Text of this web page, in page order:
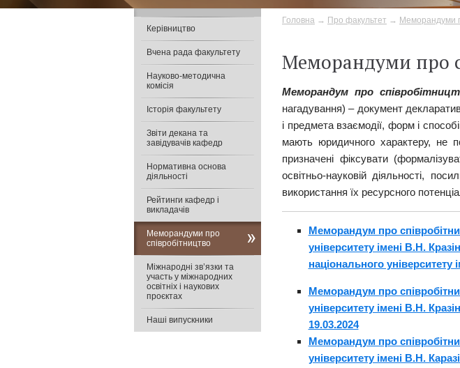
Головна → Про факультет → Меморандуми
Меморандуми про
Меморандум про
нагадування) – документ
і предмета взаємодії, форм і
мають юридичного характеру, не
призначені фіксувати
освітньо-науковій діяльності,
використання їх ресурсного
Меморандум про
університету імені В.Н.
національного
Меморандум про
університету імені В.Н.
19.03.2024
Меморандум про
університету імені В.Н.
Керівництво
Вчена рада факультету
Науково-методична
комісія
Історія факультету
Звіти декана та
завідувачів кафедр
Нормативна основа
діяльності
Рейтинги кафедр і
викладачів
Меморандуми про
співробітництво
Міжнародні зв’язки та
участь у міжнародних
освітніх і наукових
проєктах
Наші випускники